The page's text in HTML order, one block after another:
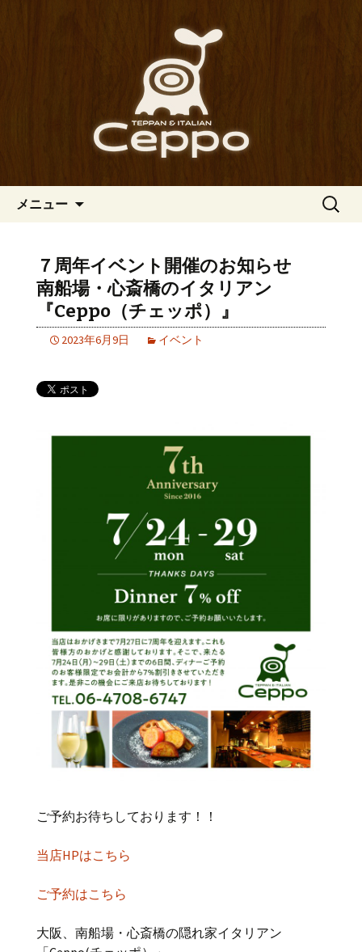
南船場・心斎橋のイタリアン
「Ceppo（チェッポ）」の公式
イタリアン「Ceppo（チェッポ）」。
さまざまなパスタや讃岐オリーブ牛の
ステーキのほか、バルメニューも豊富
にご用意。デートにも一人飲みのお客
様にもぴったりです。
メニュー
検
７周年イベント開催のお知らせ
南船場・心斎橋のイタリアン
『Ceppo（チェッポ）』
2023年6月9日 イベント
ご予約お待ちしております！！
当店HPはこちら
ご予約はこちら
大阪、南船場・心斎橋の隠れ家イタリアン